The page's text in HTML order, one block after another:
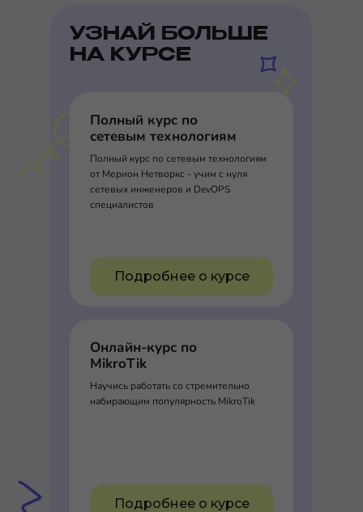
УЗНАЙ БОЛЬШЕ
НА КУРСЕ
Полный курс по
сетевым технологиям
Полный курс по сетевым технологиям
от Мерион Нетворкс - учим с нуля
сетевых инженеров и DevOPS
специалистов
Подробнее о курсе
Онлайн-курс по
MikroTik
Научись работать со стремительно
набирающим популярность MikroTik
Подробнее о курсе